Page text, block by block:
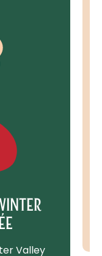
Valley